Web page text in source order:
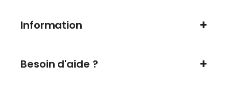
Information
Besoin d'aide ?